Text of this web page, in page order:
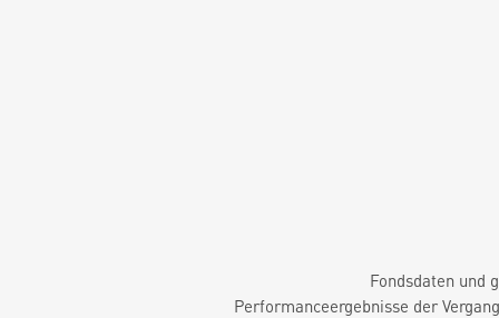
Fondsdaten und
Performanceergebnisse der